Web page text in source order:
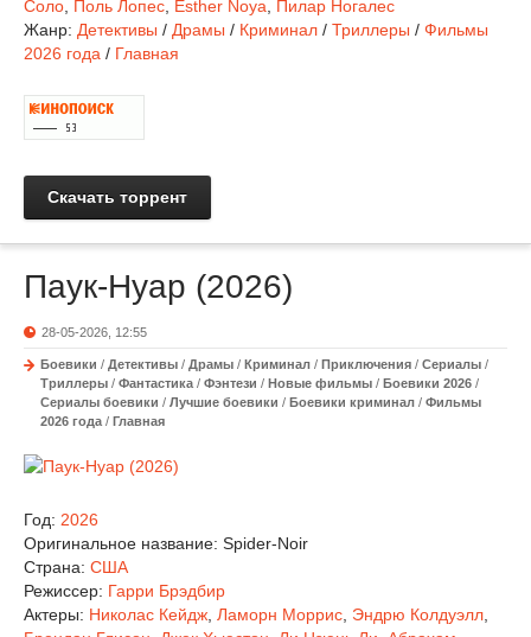
Соло Поль Лопес Esther Noya
Пилар Ногалес
Жанр: Детективы / Драмы / Криминал / Триллеры / Фильмы
2026 года / Главная
Скачать торрент
Паук-Нуар (2026)
28-05-2026, 12:55
Боевики / Детективы / Драмы / Криминал / Приключения / Сериалы /
Триллеры / Фантастика / Фэнтези / Новые фильмы / Боевики 2026 /
Сериалы боевики / Лучшие боевики / Боевики криминал / Фильмы
2026 года / Главная
Год: 2026
Оригинальное название: Spider-Noir
Страна: США
Режиссер: Гарри Брэдбир
Актеры: Николас Кейдж Ламорн Моррис Эндрю Колдуэлл